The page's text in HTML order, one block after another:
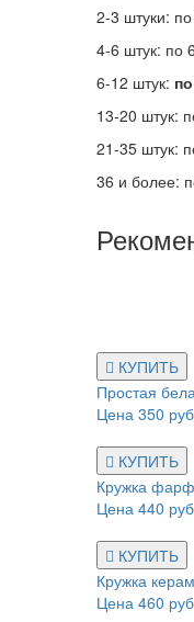
2-3 штуки:
4-6 штук: по
6-12 штук:
13-20 штук:
21-35 штук:
36 и более:
КУПИТЬ
Простая
Цена 350
КУПИТЬ
Кружка
Цена 440
КУПИТЬ
Кружка
Цена 460